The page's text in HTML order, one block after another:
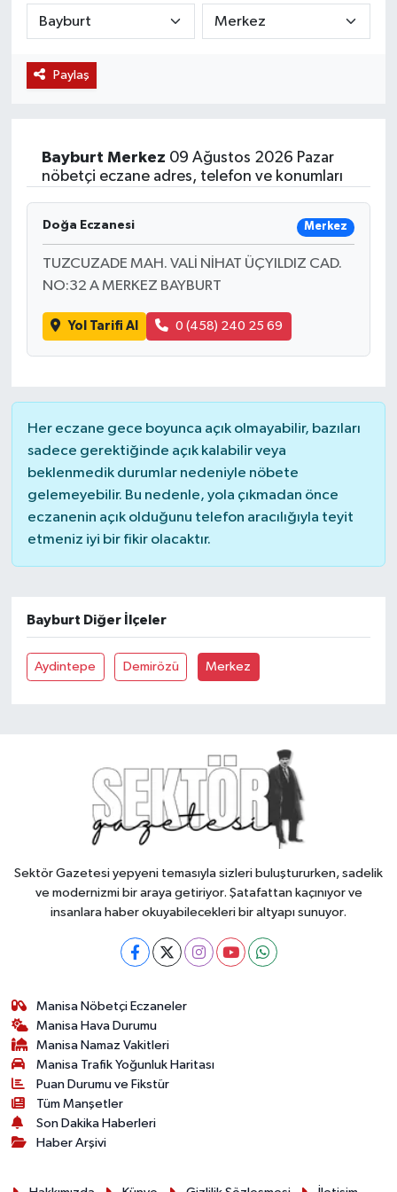
Paylaş
Bayburt Merkez 09 Ağustos 2026 Pazar
nöbetçi eczane adres, telefon ve konumları
Doğa Eczanesi Merkez
TUZCUZADE MAH. VALİ NİHAT ÜÇYILDIZ CAD.
NO:32 A MERKEZ BAYBURT
Yol Tarifi Al 0 (458) 240 25 69
Her eczane gece boyunca açık olmayabilir, bazıları
sadece gerektiğinde açık kalabilir veya
beklenmedik durumlar nedeniyle nöbete
gelemeyebilir. Bu nedenle, yola çıkmadan önce
eczanenin açık olduğunu telefon aracılığıyla teyit
etmeniz iyi bir fikir olacaktır.
Bayburt Diğer İlçeler
Aydintepe Demirözü Merkez
Sektör Gazetesi yepyeni temasıyla sizleri buluştururken, sadelik
ve modernizmi bir araya getiriyor. Şatafattan kaçınıyor ve
insanlara haber okuyabilecekleri bir altyapı sunuyor.
Manisa Nöbetçi Eczaneler
Manisa Hava Durumu
Manisa Namaz Vakitleri
Manisa Trafik Yoğunluk Haritası
Puan Durumu ve Fikstür
Tüm Manşetler
Son Dakika Haberleri
Haber Arşivi
KÜLTÜR SANAT
YAŞAM
SARIGÖL
SARUHANLI
KIRKAĞAÇ
GÖLMARMARA
KÖPRÜBAŞI
KULA
SARIGÖL
ŞEHZADELER
YUNUSEMRE
EKONOMİ
EĞİTİM
SPOR
LIFE
MANİSA'YI KEŞFET
TÜRKİYE'DE TREND HABERLER
ÖZEL HABER